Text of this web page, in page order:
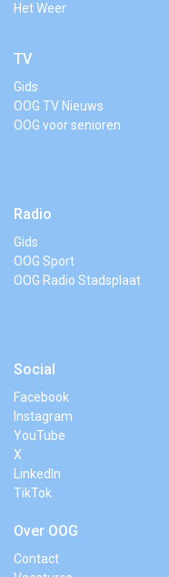
Het Weer
TV
Gids
OOG TV Nieuws
OOG voor senioren
Radio
Gids
OOG Sport
OOG Radio Stadsplaat
Social
Facebook
Instagram
YouTube
X
LinkedIn
TikTok
Over OOG
Contact